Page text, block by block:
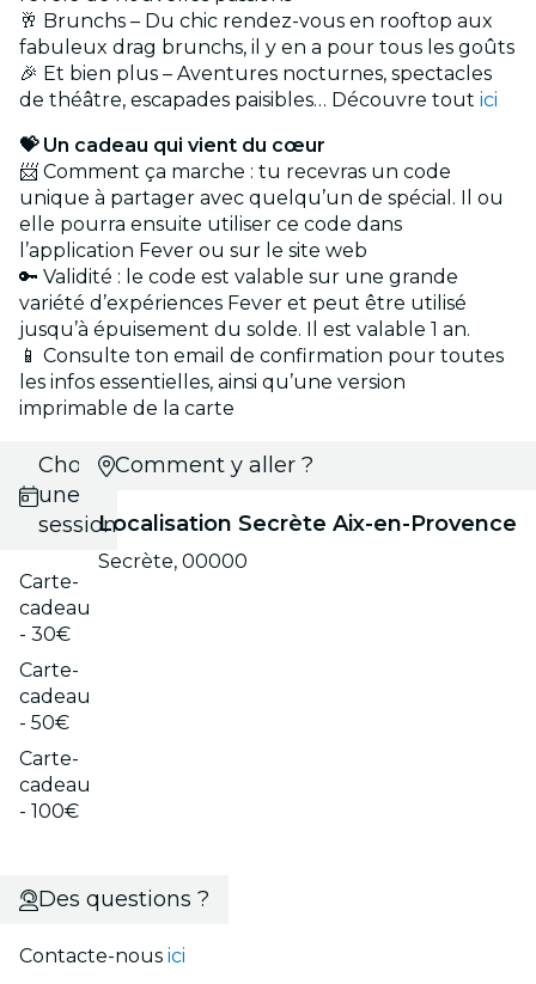
🥂 Brunchs – Du chic rendez-vous en rooftop aux
fabuleux drag brunchs, il y en a pour tous les goûts
🎉 Et bien plus – Aventures nocturnes, spectacles
de théâtre, escapades paisibles… Découvre tout ici
💝 Un cadeau qui vient du cœur
📨 Comment ça marche : tu recevras un code
unique à partager avec quelqu’un de spécial. Il ou
elle pourra ensuite utiliser ce code dans
l’application Fever ou sur le site web
🔑 Validité : le code est valable sur une grande
variété d’expériences Fever et peut être utilisé
jusqu’à épuisement du solde. Il est valable 1 an.
📱 Consulte ton email de confirmation pour toutes
les infos essentielles, ainsi qu’une version
imprimable de la carte
Choisis
une
session
Carte-
cadeau
- 30€
Carte-
cadeau
- 50€
Carte-
cadeau
- 100€
Comment y aller ?
Localisation Secrète Aix-en-Provence
Secrète, 00000
Des questions ?
Contacte-nous ici